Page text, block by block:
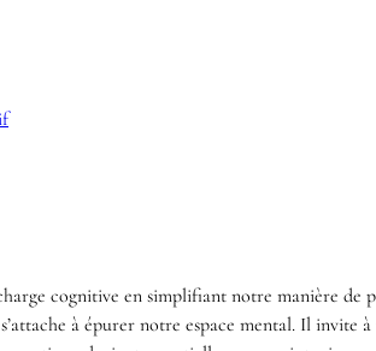
cognitive en simplifiant notre manière de
à épurer notre espace mental. Il invite